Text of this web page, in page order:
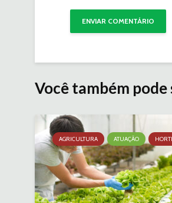
Você também
AGRICULTURA ATUAÇÃO